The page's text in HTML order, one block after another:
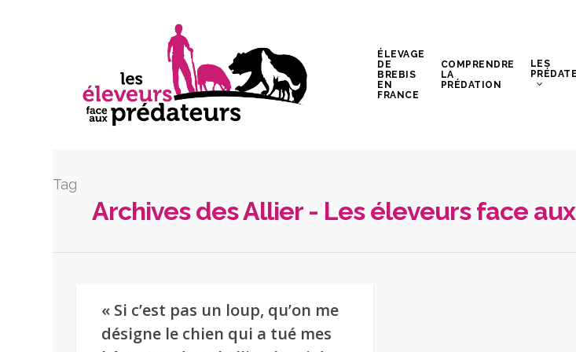
ÉLEVAGE
DE
BREBIS
EN
FRANCE
COMPRENDRE
LA
PRÉDATION
LES
Tag
Archives des Allier - Les éleveurs face
« Si c’est pas un loup, qu’on me
désigne le chien qui a tué mes